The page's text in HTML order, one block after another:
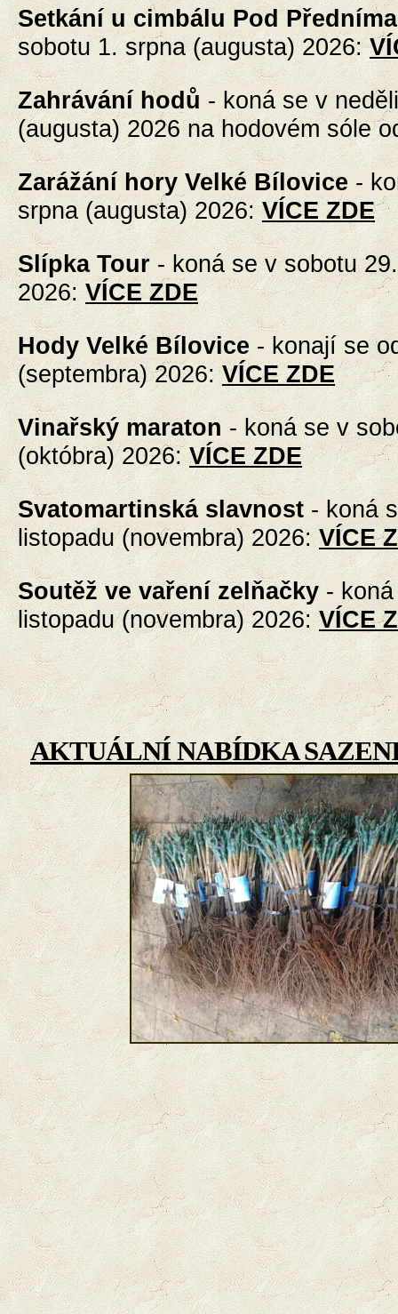
Setkání u cimbálu Pod Předníma
sobotu 1. srpna (augusta) 2026:
Zahrávání hodů - koná se v
(augusta) 2026 na hodovém sóle
Zarážání hory Velké Bílovice -
srpna (augusta) 2026:VÍCE ZDE
Slípka Tour - koná sev sobotu
2026:VÍCE ZDE
Hody Velké Bílovice - konají se
(septembra) 2026:VÍCE ZDE
Vinařský maraton - koná se v
(októbra) 2026:VÍCE ZDE
Svatomartinská slavnost - koná
listopadu (novembra) 2026:VÍCE
Soutěž ve vaření zelňačky-
listopadu (novembra) 2026:VÍCE
AKTUÁLNÍ NABÍDKA